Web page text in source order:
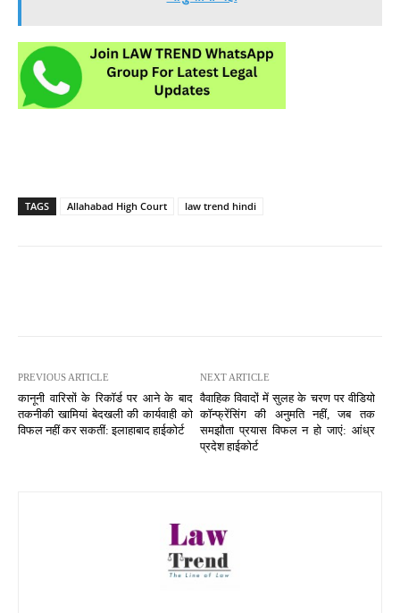
TAGS Allahabad High Court law trend hindi
PREVIOUS ARTICLE
कानूनी वारिसों के रिकॉर्ड पर आने के बाद
तकनीकी खामियां बेदखली की कार्यवाही को
विफल नहीं कर सकतीं: इलाहाबाद हाईकोर्ट
NEXT ARTICLE
वैवाहिक विवादों में सुलह के चरण पर वीडियो
कॉन्फ्रेंसिंग की अनुमति नहीं, जब तक
समझौता प्रयास विफल न हो जाएं: आंध्र
प्रदेश हाईकोर्ट